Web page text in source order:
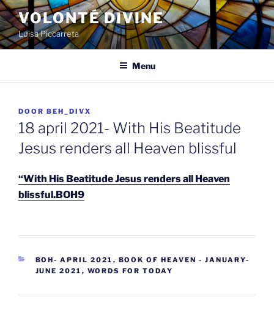
Spring
naar
de
inhoud
VOLONTÉ DIVINE
Luisa Piccarreta
Menu
GEPLAATST
OP
DOOR BEH_DIVX
18 april 2021- With His Beatitude
Jesus renders all Heaven blissful
“With His Beatitude Jesus renders all Heaven
blissful.BOH9
CATEGORIEËN
BOH- APRIL 2021 , BOOK OF HEAVEN - JANUARY-
JUNE 2021 , WORDS FOR TODAY